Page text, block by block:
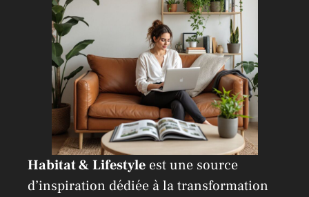
Habitat & Lifestyle est une source
d’inspiration dédiée à la transformation